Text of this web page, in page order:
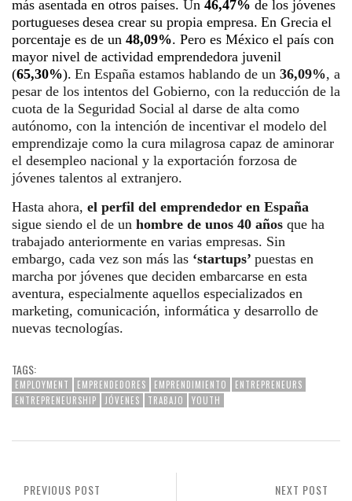
más asentada en otros países. Un 46,47% de los jóvenes
portugueses desea crear su propia empresa. En Grecia el
porcentaje es de un 48,09%. Pero es México el país con
mayor nivel de actividad emprendedora juvenil
(65,30%). En España estamos hablando de un 36,09%, a
pesar de los intentos del Gobierno, con la reducción de la
cuota de la Seguridad Social al darse de alta como
autónomo, con la intención de incentivar el modelo del
emprendizaje como la cura milagrosa capaz de aminorar
el desempleo nacional y la exportación forzosa de
jóvenes talentos al extranjero.
Hasta ahora, el perfil del emprendedor en España
sigue siendo el de un hombre de unos 40 años que ha
trabajado anteriormente en varias empresas. Sin
embargo, cada vez son más las ‘startups’ puestas en
marcha por jóvenes que deciden embarcarse en esta
aventura, especialmente aquellos especializados en
marketing, comunicación, informática y desarrollo de
nuevas tecnologías.
TAGS:
EMPLOYMENT EMPRENDEDORES EMPRENDIMIENTO
ENTREPRENEURS
ENTREPRENEURSHIP
JÓVENES TRABAJO YOUTH
NEXT POST
PREVIOUS POST